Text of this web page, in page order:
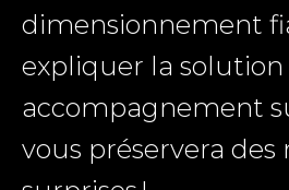
dimensionnement
expliquer la solution
accompagnement
vous préservera des